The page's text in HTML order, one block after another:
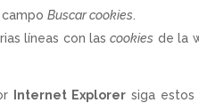
campoBuscar cookies
líneas con lascookies de la
Internet Explorer siga estos